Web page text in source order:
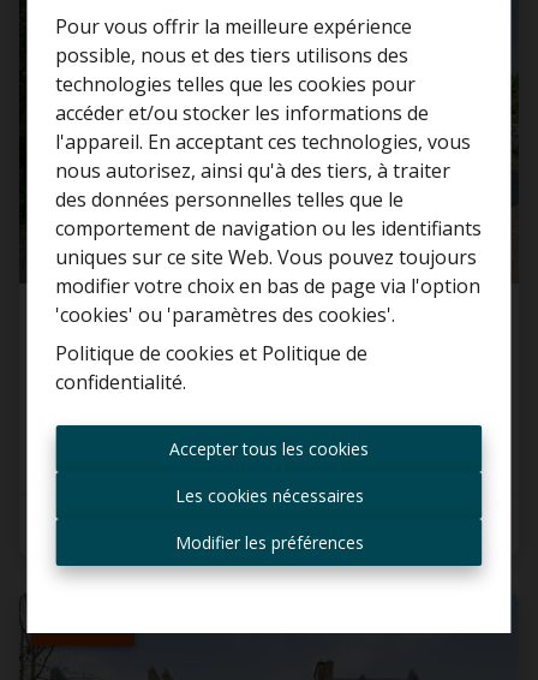
Pour vous offrir la meilleure expérience
possible, nous et des tiers utilisons des
technologies telles que les cookies pour
accéder et/ou stocker les informations de
l'appareil. En acceptant ces technologies, vous
nous autorisez, ainsi qu'à des tiers, à traiter
des données personnelles telles que le
comportement de navigation ou les identifiants
uniques sur ce site Web. Vous pouvez toujours
modifier votre choix en bas de page via l'option
'cookies' ou 'paramètres des cookies'.
Politique de cookies et Politique de
confidentialité.
Accepter tous les cookies
Les cookies nécessaires
Modifier les préférences
Maison
1850 Grimbergen
Curieux de connaître la
valeur de votre maison ?
Estimation gratuite
Toujours être le premier
informé des nouvelles
offres ?
mail